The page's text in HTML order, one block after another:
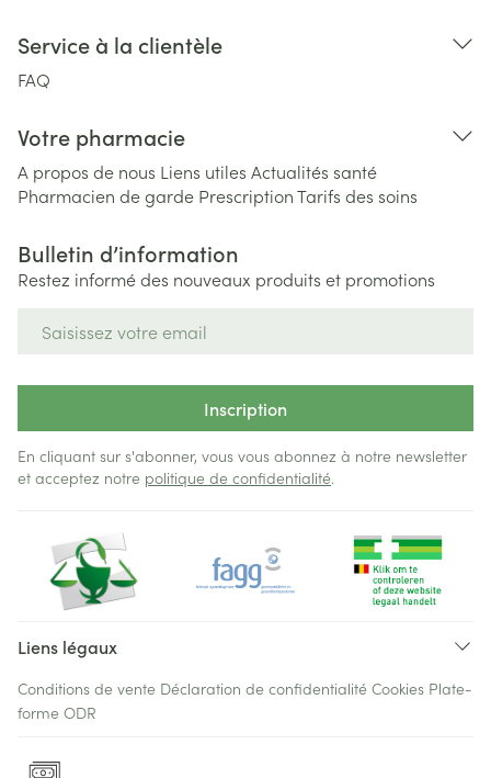
Service à la clientèle
FAQ
Votre pharmacie
A propos de nous Liens utiles Actualités santé
Pharmacien de garde PrescriptionTarifs des soins
Bulletin d’information
Restez informé des nouveaux produits et promotions
Inscription
En cliquant sur s'abonner, vous vous abonnez à notre newsletter
et acceptez notre politique de confidentialité.
Liens légaux
Conditions de vente Déclaration de confidentialité Cookies Plate-
forme ODR